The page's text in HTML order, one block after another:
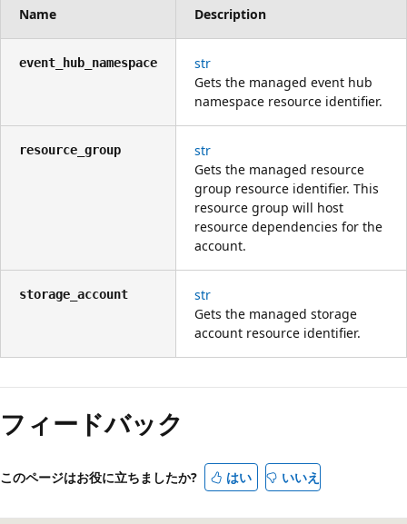
Name Description
event_hub_namespace
str
Gets the managed event hub
namespace resource identifier.
resource_group
str
Gets the managed resource
group resource identifier. This
resource group will host
resource dependencies for the
account.
storage_account
str
Gets the managed storage
account resource identifier.
み
取
モ
フィードバック
このページはお役に立ちましたか? はい いいえ